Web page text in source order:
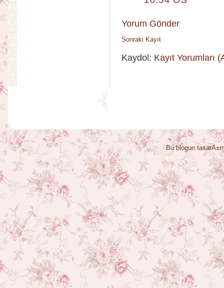
Yorum Gönder
Sonraki Kayıt
Kaydol: Kayıt Yorumları
Bu blogun